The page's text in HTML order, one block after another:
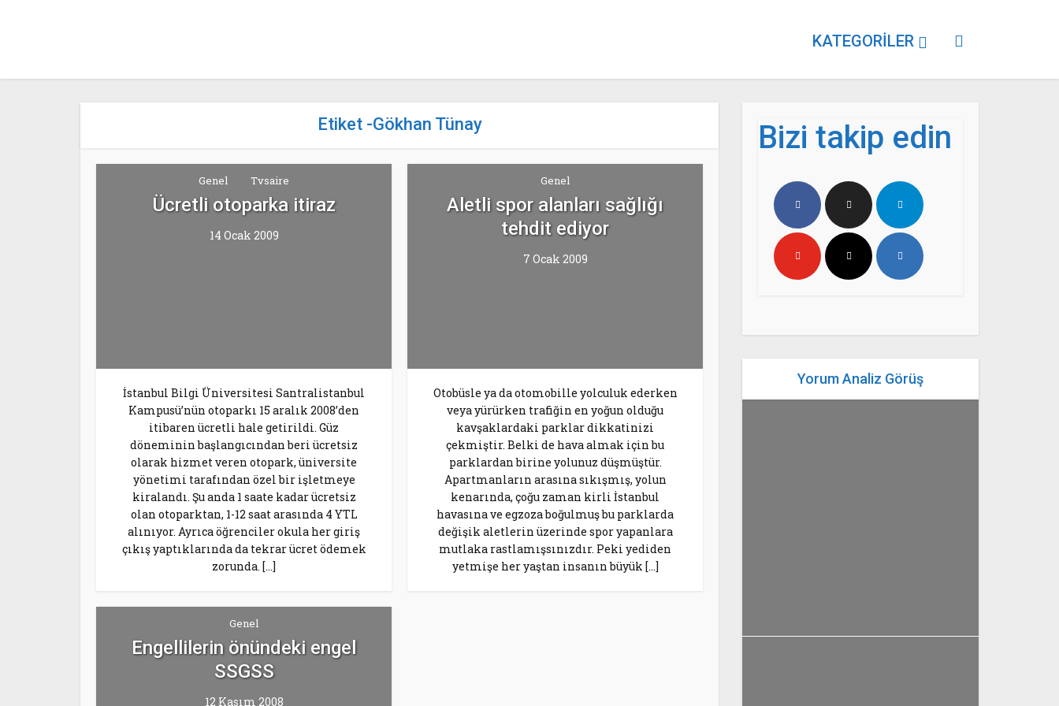
KATEGORILER
Etiket -Gökhan Tünay
Genel Tvsaire
Ücretli otoparka itiraz
14 Ocak 2009
İstanbul Bilgi Üniversitesi Santralistanbul
Kampusü’nün otoparkı 15 aralık 2008’den
itibaren ücretli hale getirildi. Güz
döneminin başlangıcından beri ücretsiz
olarak hizmet veren otopark, üniversite
yönetimi tarafından özel bir işletmeye
kiralandı. Şu anda 1 saate kadar ücretsiz
olan otoparktan, 1-12 saat arasında 4 YTL
alınıyor. Ayrıca öğrenciler okula her giriş
çıkış yaptıklarında da tekrar ücret ödemek
zorunda. […]
Genel
Aletli spor alanları sağlığı
tehdit ediyor
7 Ocak 2009
Otobüsle ya da otomobille yolculuk ederken
veya yürürken trafiğin en yoğun olduğu
kavşaklardaki parklar dikkatinizi
çekmiştir. Belki de hava almak için bu
parklardan birine yolunuz düşmüştür.
Apartmanların arasına sıkışmış, yolun
kenarında, çoğu zaman kirli İstanbul
havasına ve egzoza boğulmuş bu parklarda
değişik aletlerin üzerinde spor yapanlara
mutlaka rastlamışsınızdır. Peki yediden
yetmişe her yaştan insanın büyük […]
Genel
Engellilerin önündeki engel
SSGSS
12 Kasım 2008
Bizi takip edin
Yorum Analiz Görüş